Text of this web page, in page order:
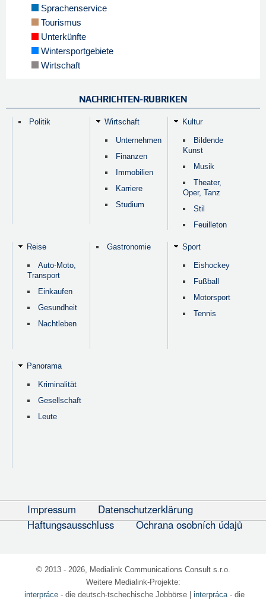
Sprachenservice
Tourismus
Unterkünfte
Wintersportgebiete
Wirtschaft
NACHRICHTEN-RUBRIKEN
Politik Wirtschaft
Unternehmen
Finanzen
Immobilien
Karriere
Studium
Kultur
Bildende
Kunst
Musik
Theater,
Oper, Tanz
Stil
Feuilleton
Reise
Auto-Moto,
Transport
Einkaufen
Gesundheit
Nachtleben
Gastronomie Sport
Eishockey
Fußball
Motorsport
Tennis
Panorama
Kriminalität
Gesellschaft
Leute
Impressum
Datenschutzerklärung
Haftungsausschluss
Ochrana osobních údajů
© 2013 - 2026, Medialink Communications Consult s.r.o.
Weitere Medialink-Projekte:
interpráce- die deutsch-tschechische Jobbörse| interpráca- die